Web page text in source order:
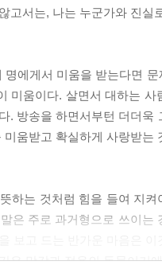
고서는, 나는 누군가와 진
명에게서 미움을 받는다면
미움이다. 살면서 대하는
. 방송을 하면서부턴 더더
미움받고 확실하게 사랑받는
하는 것처럼 힘을 들여 지
말은 주로 과거형으로 쓰이
은 망각과 적응의 동물이기